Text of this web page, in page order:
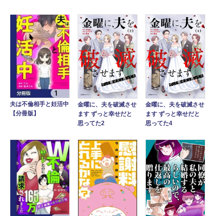
夫は不倫相手と妊活中
【分冊版】
金曜に、夫を破滅させ
ます ずっと幸せだと
思ってた2
金曜に、夫を破滅させ
ます ずっと幸せだと
思ってた4